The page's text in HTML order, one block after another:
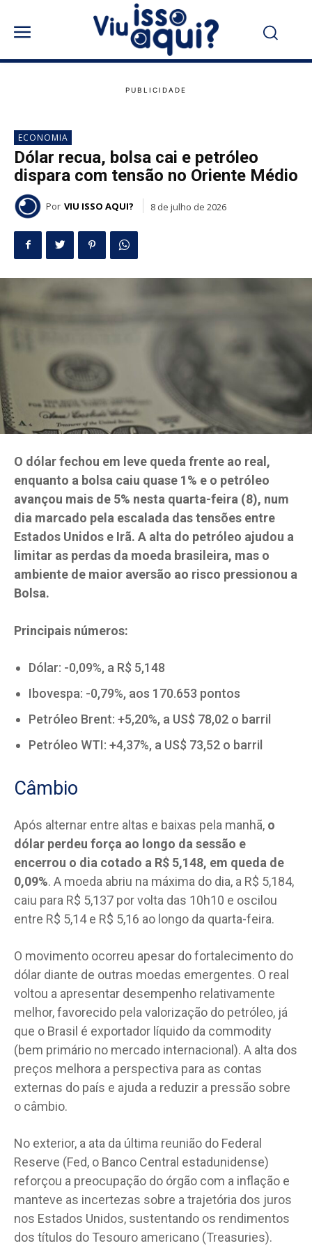
ECONOMIA
Dólar recua, bolsa cai e petróleo
dispara com tensão no Oriente Médio
Por VIU ISSO AQUI? 8 de julho de 2026
O dólar fechou em leve queda frente ao real,
enquanto a bolsa caiu quase 1% e o petróleo
avançou mais de 5% nesta quarta-feira (8), num
dia marcado pela escalada das tensões entre
Estados Unidos e Irã. A alta do petróleo ajudou a
limitar as perdas da moeda brasileira, mas o
ambiente de maior aversão ao risco pressionou a
Bolsa.
Principais números:
Dólar: -0,09%, a R$ 5,148
Ibovespa: -0,79%, aos 170.653 pontos
Petróleo Brent: +5,20%, a US$ 78,02 o barril
Petróleo WTI: +4,37%, a US$ 73,52 o barril
Câmbio
Após alternar entre altas e baixas pela manhã, o
dólar perdeu força ao longo da sessão e
encerrou o dia cotado a R$ 5,148, em queda de
0,09%. A moeda abriu na máxima do dia, a R$ 5,184,
caiu para R$ 5,137 por volta das 10h10 e oscilou
entre R$ 5,14 e R$ 5,16 ao longo da quarta-feira.
O movimento ocorreu apesar do fortalecimento do
dólar diante de outras moedas emergentes. O real
voltou a apresentar desempenho relativamente
melhor, favorecido pela valorização do petróleo, já
que o Brasil é exportador líquido da commodity
(bem primário no mercado internacional). A alta dos
preços melhora a perspectiva para as contas
externas do país e ajuda a reduzir a pressão sobre
o câmbio.
No exterior, a ata da última reunião do Federal
Reserve (Fed, o Banco Central estadunidense)
reforçou a preocupação do órgão com a inflação e
manteve as incertezas sobre a trajetória dos juros
nos Estados Unidos, sustentando os rendimentos
dos títulos do Tesouro americano (Treasuries).